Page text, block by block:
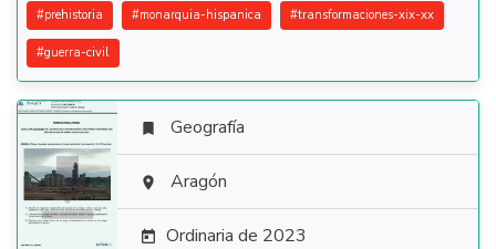
#prehistoria #monarquia-hispanica #transformaciones-xix-xx
#guerra-civil

 Geografía
 Aragón
 Ordinaria de 2023